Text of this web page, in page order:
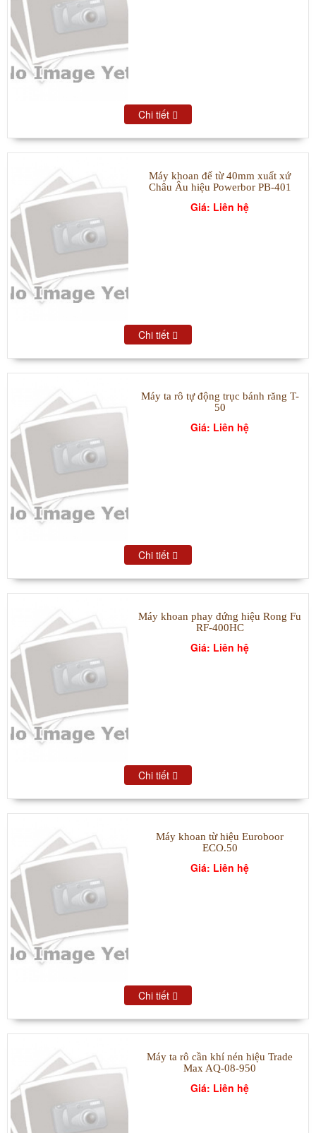
Chi tiết
Máy khoan đế từ 40mm xuất xứ
Châu Âu hiệu Powerbor PB-401
Giá: Liên hệ
Chi tiết
Máy ta rô tự động trục bánh răng T-
50
Giá: Liên hệ
Chi tiết
Máy khoan phay đứng hiệu Rong Fu
RF-400HC
Giá: Liên hệ
Chi tiết
Máy khoan từ hiệu Euroboor
ECO.50
Giá: Liên hệ
Chi tiết
Máy ta rô cần khí nén hiệu Trade
Max AQ-08-950
Giá: Liên hệ